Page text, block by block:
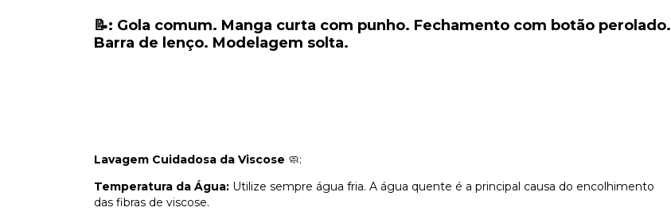
📝: Gola comum. Manga curta com punho. Fechamento com botão perolado.
Barra de lenço. Modelagem solta.
Lavagem Cuidadosa da Viscose 🧼:
Temperatura da Água: Utilize sempre água fria. A água quente é a principal causa do encolhimento
das fibras de viscose.